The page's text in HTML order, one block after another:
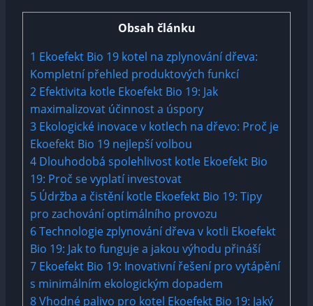
Obsah článku
1 Ekoefekt Bio 19 kotel na zplynování dřeva:
Kompletní přehled produktových funkcí
2 Efektivita kotle Ekoefekt Bio 19: Jak
maximalizovat účinnost a úspory
3 Ekologické inovace v kotlech na dřevo: Proč je
Ekoefekt Bio 19 nejlepší volbou
4 Dlouhodobá spolehlivost kotle Ekoefekt Bio
19: Proč se vyplatí investovat
5 Údržba a čistění kotle Ekoefekt Bio 19: Tipy
pro zachování optimálního provozu
6Technologie zplynování dřeva v kotli Ekoefekt
Bio 19: Jak to funguje a jakou výhodu přináší
7 Ekoefekt Bio 19: Inovativní řešení pro vytápění
s minimálním ekologickým dopadem
8Vhodné palivo pro kotel Ekoefekt Bio 19: Jaký